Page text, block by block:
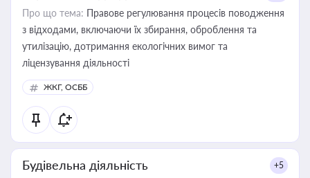
Про що тема: Правове регулювання процесів поводження
з відходами, включаючи їх збирання, оброблення та
утилізацію, дотримання екологічних вимог та
ліцензування діяльності
ЖКГ, ОСББ
Будівельна діяльність +5